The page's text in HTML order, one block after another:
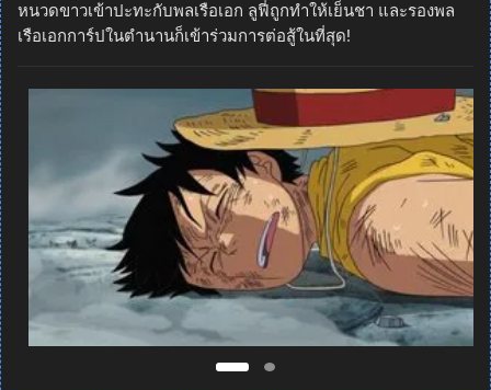
หนวดขาวเข้าปะทะกับพลเรือเอก ลูฟี่ถูกทำให้เย็นชา และรองพล
เรือเอกการ์ปในตำนานก็เข้าร่วมการต่อสู้ในที่สุด!